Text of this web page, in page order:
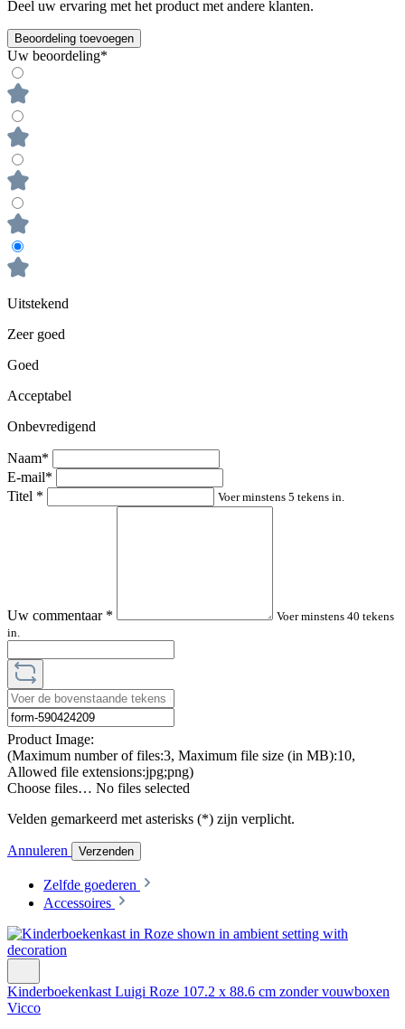
Deel uw ervaring met het product met andere klanten.
Beoordeling toevoegen
Uw beoordeling*
Uitstekend
Zeer goed
Goed
Acceptabel
Onbevredigend
Naam*
E-mail*
Titel * Voer minstens 5 tekens in.
Uw commentaar *
Voer minstens 40 tekens
in.
Product Image:
(Maximum number of files:3, Maximum file size (in MB):10,
Allowed file extensions:jpg;png)
Choose files… No files selected
Velden gemarkeerd met asterisks (*) zijn verplicht.
Annuleren Verzenden
Zelfde goederen
Accessoires
Kinderboekenkast Luigi Roze 107.2 x 88.6 cm zonder vouwboxen
Vicco